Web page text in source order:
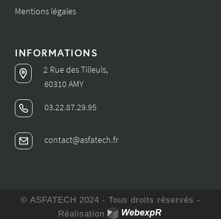
Mentions légales
INFORMATIONS
2 Rue des Tilleuls,
60310 AMY
03.22.87.29.95
contact@asfatech.fr
© ASFATECH 2024 - Tous droits réservés -
Réalisation